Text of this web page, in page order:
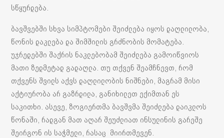
სწყურდება.
ბავშვებში სხვა სიმპტომები შეიძლება იყოს დაღლილობა,
წონის დაკლება და შიმშილის გრძნობის მომატება.
უჯრედებში შაქრის ნაკლებობამ შეიძლება გამოიწვიოს
მათი ზედმეტად გადაღლა. თუ თქვენ შეამჩნევთ, რომ
თქვენს შვილს აქვს დაღლილობის ნიშნები, მაგრამ მისი
აქტიურობა არ გაზრდილა, განიხილეთ ექიმთან ეს
საკითხი. ასევე, ზოგიერთმა ბავშვმა შეიძლება დაიკლოს
წონაში, რადგან მათ აღარ შეუძლიათ ინსულინის გარეშე
შეირგონ ის საჭმელი, რასაც მიირთმევენ.